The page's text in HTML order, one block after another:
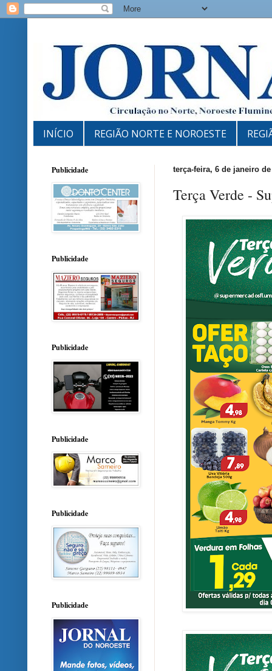
INÍCIO REGIÃO NORTE E NOROESTE
terça-feira, 6 de janeiro de
Terça Verde -
Publicidade
Publicidade
Publicidade
Publicidade
Publicidade
Publicidade